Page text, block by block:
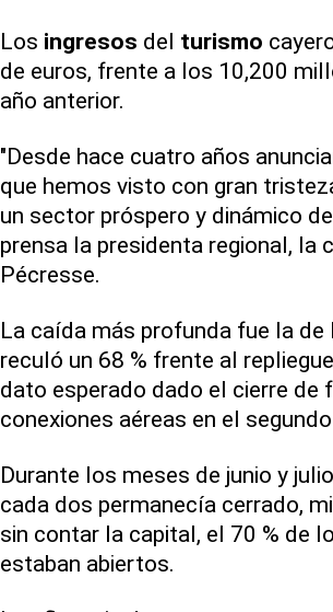
Los ingresos del turismo
de euros, frente a los 10,200
año anterior.
"Desde hace cuatro años
que hemos visto con gran
un sector próspero y dinámico
prensa la presidenta regional, la
Pécresse.
La caída más profunda fue la
reculó un 68 % frente al
dato esperado dado el cierre de
conexiones aéreas en el
Durante los meses de junio y
cada dos permanecía cerrado,
sin contar la capital, el 70 % de
estaban abiertos.